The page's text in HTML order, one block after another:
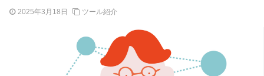
2025年3月18日 ツール紹介